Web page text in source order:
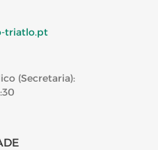
triatlo.pt
(Secretaria):